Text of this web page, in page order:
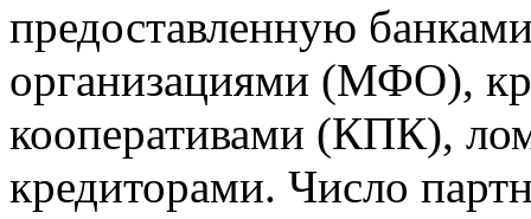
предоставленную
организациями (МФО),
кооперативами (КПК),
кредиторами. Число